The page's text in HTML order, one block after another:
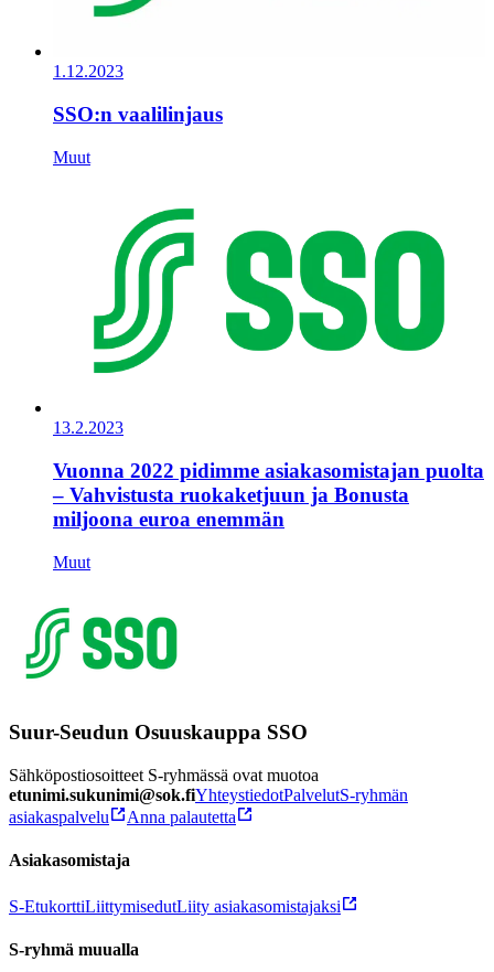
1.12.2023
SSO:n vaalilinjaus
Muut
13.2.2023
Vuonna 2022 pidimme asiakasomistajan puolta
– Vahvistusta ruokaketjuun ja Bonusta
miljoona euroa enemmän
Muut
Suur-Seudun Osuuskauppa SSO
Sähköpostiosoitteet S-ryhmässä ovat muotoa
etunimi.sukunimi@sok.fiYhteystiedotPalvelutS-ryhmän
asiakaspalvelu
Anna palautetta
Asiakasomistaja
S-EtukorttiLiittymisedutLiity asiakasomistajaksi
S-ryhmä muualla